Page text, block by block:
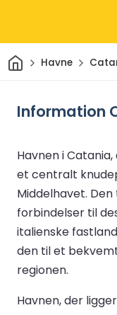
HjemHavne
Information
Havnen i
et centralt
Middelhavet.
forbindelser til
italienske
den til et
regionen.
Havnen, der